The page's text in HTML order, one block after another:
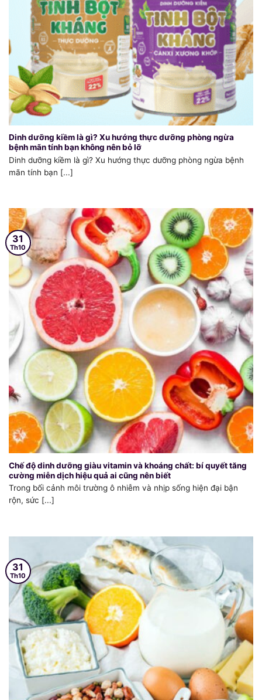
Dinh dưỡng kiềm là gì? Xu hướng thực dưỡng phòng ngừa
bệnh mãn tính bạn không nên bỏ lỡ
Dinh dưỡng kiềm là gì? Xu hướng thực dưỡng phòng ngừa bệnh
mãn tính bạn [...]
Chế độ dinh dưỡng giàu vitamin và khoáng chất: bí quyết tăng
cường miễn dịch hiệu quả ai cũng nên biết
Trong bối cảnh môi trường ô nhiễm và nhịp sống hiện đại bận
rộn, sức [...]
31
Th10
31
Th10